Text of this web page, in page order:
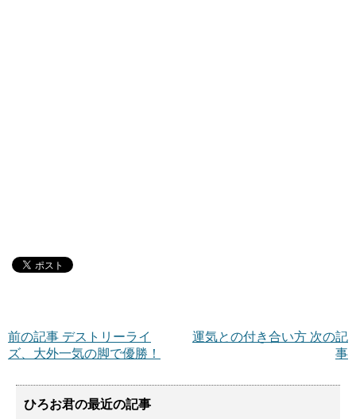
運気との付き合い方 次の記
事
前の記事 デストリーライ
ズ、大外一気の脚で優勝！
ひろお君の最近の記事